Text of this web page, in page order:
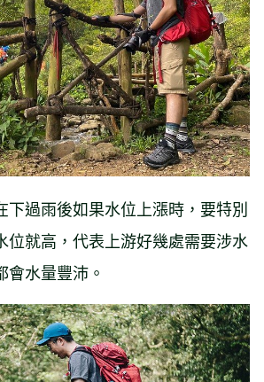
下過雨後如果水位上漲時，要特別
位就高，代表上游好幾處需要涉水
會水量豐沛。